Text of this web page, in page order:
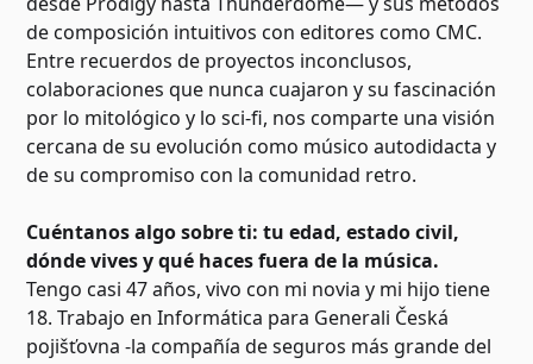
de composición intuitivos con editores como CMC.
Entre recuerdos de proyectos inconclusos,
colaboraciones que nunca cuajaron y su fascinación
por lo mitológico y lo sci-fi, nos comparte una visión
cercana de su evolución como músico autodidacta y
de su compromiso con la comunidad retro.
Cuéntanos algo sobre ti: tu edad, estado civil,
dónde vives y qué haces fuera de la música.
Tengo casi 47 años, vivo con mi novia y mi hijo tiene
18. Trabajo en Informática para Generali Česká
pojišťovna -la compañía de seguros más grande del